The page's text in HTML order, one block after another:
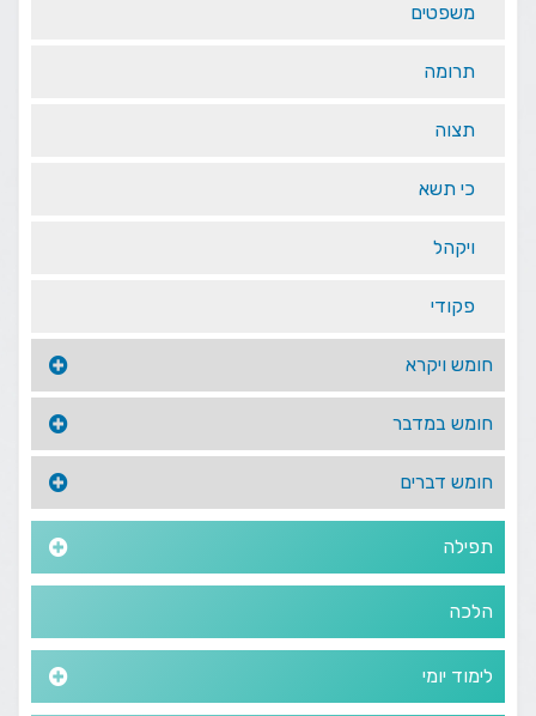
משפטים
תרומה
תצוה
כי תשא
ויקהל
פקודי
חומש ויקרא
חומש במדבר
חומש דברים
תפילה
הלכה
לימוד יומי